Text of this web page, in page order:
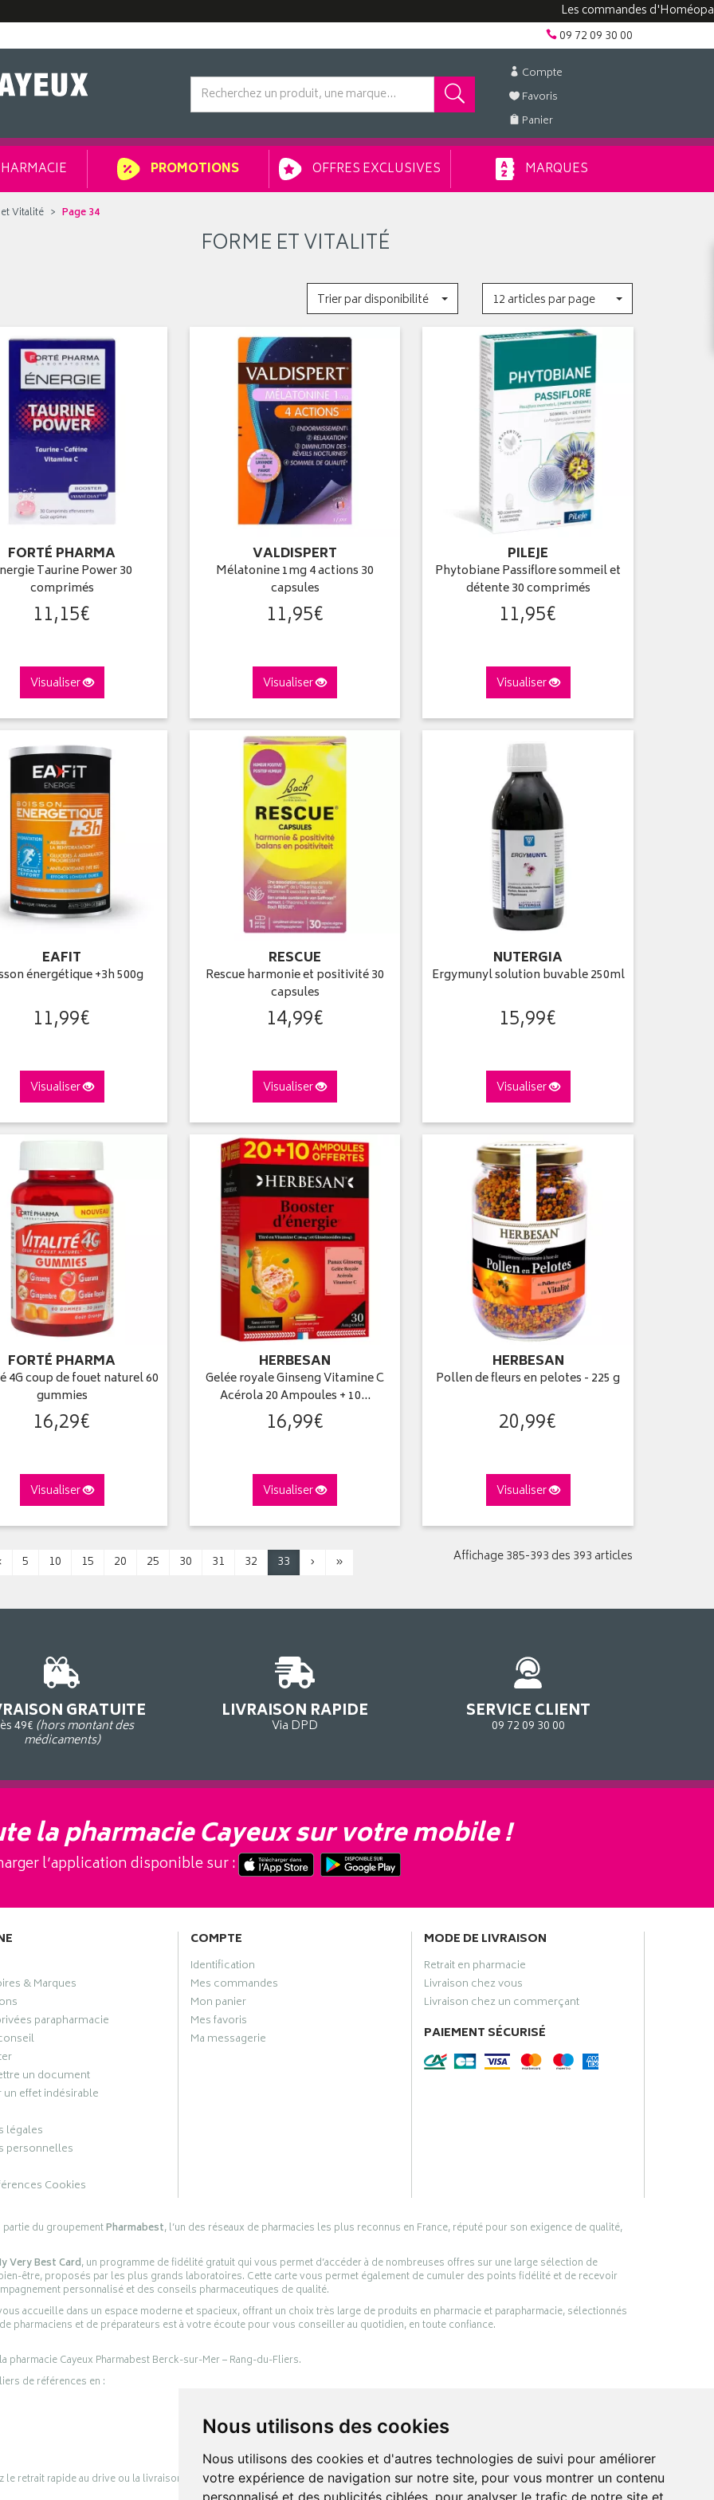
Nous utilisons des cookies
Nous utilisons des cookies et d'autres technologies de suivi pour améliorer
votre expérience de navigation sur notre site, pour vous montrer un contenu
personnalisé et des publicités ciblées, pour analyser le trafic de notre site et
Les commandes
09 72 09 30 00
Compte
Favoris
Panier
PROMOTIONS OFFRES EXCLUSIVES MARQUES
Vitalité Page 34
FORME ET VITALITÉ
Trier par disponibilité 12 articles par page
FORTÉ PHARMA
Taurine Power 30
comprimés
11,15€
Visualiser
VALDISPERT
Mélatonine 1mg 4 actions 30
capsules
11,95€
Visualiser
PILEJE
Phytobiane Passiflore sommeil et
détente 30 comprimés
11,95€
Visualiser
EAFIT
énergétique +3h 500g
11,99€
Visualiser
RESCUE
Rescue harmonie et positivité 30
capsules
14,99€
Visualiser
NUTERGIA
Ergymunyl solution buvable 250ml
15,99€
Visualiser
FORTÉ PHARMA
4G coup de fouet naturel 60
gummies
16,29€
Visualiser
HERBESAN
Gelée royale Ginseng Vitamine C
Acérola 20 Ampoules + 10…
16,99€
Visualiser
HERBESAN
Pollen de fleurs en pelotes - 225 g
20,99€
Visualiser
5 10 15 20 25 30 31 32 33 › » Affichage 385-393 des 393 articles
GRATUITE
49€ (hors montant des
médicaments)
LIVRAISON RAPIDE
Via DPD
SERVICE CLIENT
09 72 09 30 00
la pharmacie Cayeux sur votre mobile !
l’application disponible sur :
& Marques
parapharmacie
un document
effet indésirable
légales
personnelles
Cookies
COMPTE
Identification
Mes commandes
Mon panier
Mes favoris
Ma messagerie
MODE DE LIVRAISON
Retrait en pharmacie
Livraison chez vous
Livraison chez un commerçant
PAIEMENT SÉCURISÉ
du groupementPharmabest, l’un des réseaux de pharmacies les plus reconnus en France, réputé pour son exigence de qualité,
Very Best Card, un programme de fidélité gratuit qui vous permet d’accéder à de nombreuses offres sur une large sélection de
être, proposés par les plus grands laboratoires. Cette carte vous permet également de cumuler des points fidélité et de recevoir
personnalisé et des conseils pharmaceutiques de qualité.
accueille dans un espace moderne et spacieux, offrant un choix très large de produits en pharmacie et parapharmacie, sélectionnés
pharmaciens et de préparateurs est à votre écoute pour vous conseiller au quotidien, en toute confiance.
Cayeux Pharmabest Berck-sur-Mer – Rang-du-Fliers.
de références en :
retrait rapide au drive ou la livraison à domicile, en toute simplicité.